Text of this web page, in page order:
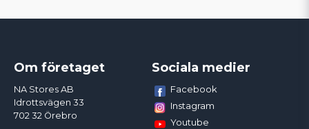
Om företaget
NA Stores AB
Idrottsvägen 33
702 32 Örebro
Sociala medier
Facebook
Instagram
Youtube